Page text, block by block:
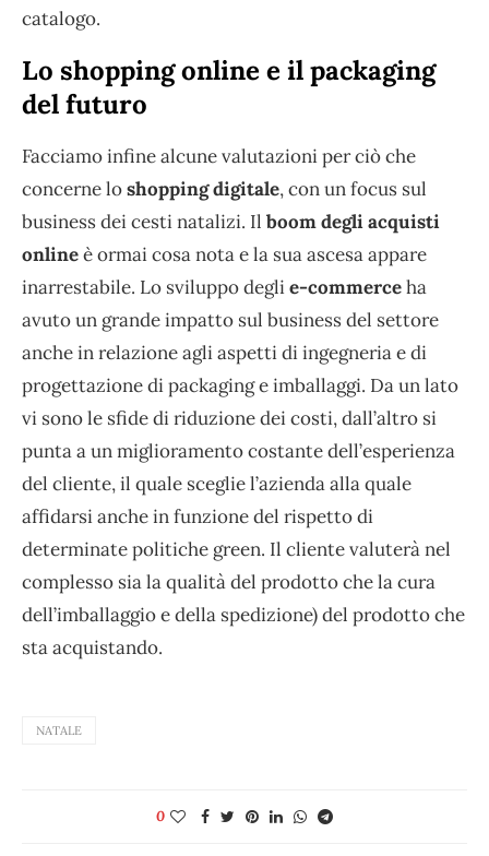
catalogo.
Lo shopping online e il packaging
del futuro
Facciamo infine alcune valutazioni per ciò che
concerne loshopping digitale, con un focus sul
business dei cesti natalizi. Il boom degli acquisti
onlineè ormai cosa nota e la sua ascesa appare
inarrestabile. Lo sviluppo deglie-commerceha
avuto un grande impatto sul business del settore
anche in relazione agli aspetti di ingegneria e di
progettazione di packaging e imballaggi. Da un lato
vi sono le sfide di riduzione dei costi, dall’altro si
punta a un miglioramento costante dell’esperienza
del cliente, il quale sceglie l’azienda alla quale
affidarsi anche in funzione del rispetto di
determinate politiche green. Il cliente valuterà nel
complesso sia la qualità del prodotto che la cura
dell’imballaggio e della spedizione) del prodotto che
sta acquistando.
NATALE
0